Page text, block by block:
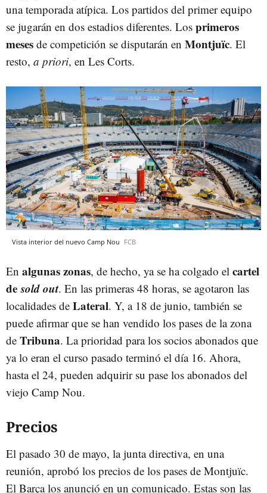
una temporada atípica. Los partidos del primer equipo
se jugarán en dos estadios diferentes. Los primeros
meses de competición se disputarán en Montjuïc. El
resto, a priori, en Les Corts.
Vista interior del nuevo Camp Nou FCB
En algunas zonas, de hecho, ya se ha colgado el cartel
desold out. En las primeras 48 horas, se agotaron las
localidades de Lateral. Y, a 18 de junio, también se
puede afirmar que se han vendido los pases de la zona
de Tribuna. La prioridad para los socios abonados que
ya lo eran el curso pasado terminó el día 16. Ahora,
hasta el 24, pueden adquirir su pase los abonados del
viejo Camp Nou.
Precios
El pasado 30 de mayo, la junta directiva, en una
reunión, aprobó los precios de los pases de Montjuïc.
El Barça los anunció en un comunicado. Estas son las